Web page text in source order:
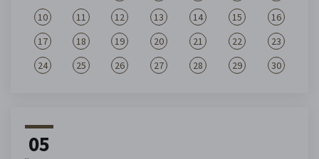
10
11 12 13 14 15
16
17
18 19 20 21 22
23
24
25 26 27 28 29 30
05